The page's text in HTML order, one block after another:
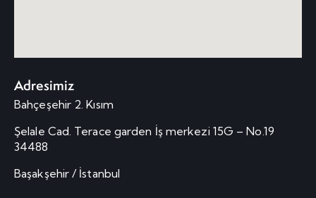
Adresimiz
Bahçeşehir 2. Kısım
Şelale Cad. Terace garden İş merkezi 15G – No.19
34488
Başakşehir / İstanbul